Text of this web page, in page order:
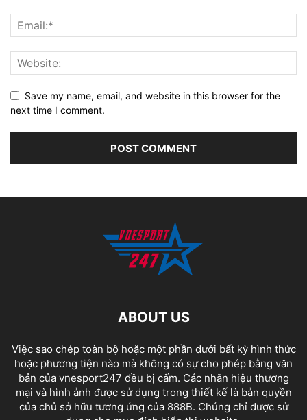
Save my name, email, and website in this browser for the
next time I comment.
ABOUT US
Việc sao chép toàn bộ hoặc một phần dưới bất kỳ hình thức
hoặc phương tiện nào mà không có sự cho phép bằng văn
bản của vnesport247 đều bị cấm. Các nhãn hiệu thương
mại và hình ảnh được sử dụng trong thiết kế là bản quyền
của chủ sở hữu tương ứng của 888B. Chúng chỉ được sử